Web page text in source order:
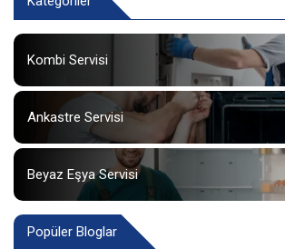
Kombi Servisi
Ankastre Servisi
Beyaz Eşya Servisi
Popüler Bloglar